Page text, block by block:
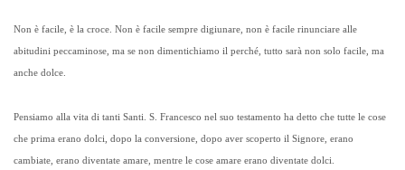
Non è facile, è la croce. Non è facile sempre digiunare, non è facile rinunciare alle
abitudini peccaminose, ma se non dimentichiamo il perché, tutto sarà non solo facile, ma
anche dolce.
Pensiamo alla vita di tanti Santi. S. Francesco nel suo testamento ha detto che tutte le cose
che prima erano dolci, dopo la conversione, dopo aver scoperto il Signore, erano
cambiate, erano diventate amare, mentre le cose amare erano diventate dolci.